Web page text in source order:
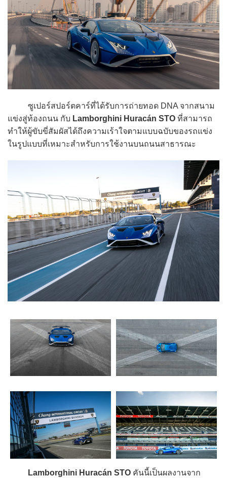
ซูเปอร์สปอร์ตคาร์ที่ได้รับการถ่ายทอด DNA จากสนาม
แข่งสู่ท้องถนน กับ Lamborghini Huracán STO ที่สามารถ
ทำให้ผู้ขับขี่สัมผัสได้ถึงความเร้าใจตามแบบฉบับของรถแข่ง
ในรูปแบบที่เหมาะสำหรับการใช้งานบนถนนสาธารณะ
Lamborghini Huracán STO คันนี้เป็นผลงานจาก